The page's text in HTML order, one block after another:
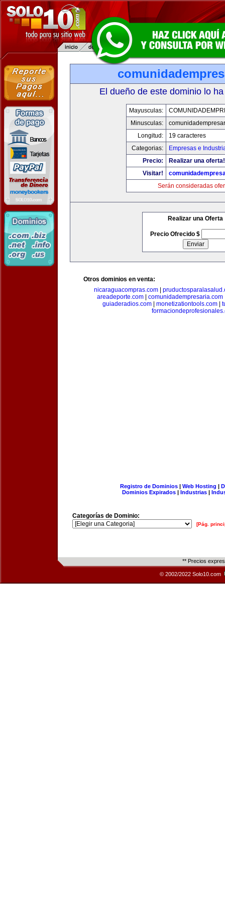
El dueño de este dominio lo
Mayusculas:
Minusculas:
Longitud:
19 caracteres
Categorias:
Empresas e
Precio:
Realizar una oferta!
Visitar!
Serán consideradas
Realizar una Oferta
Precio Ofrecido $
Otros dominios en venta:
nicaraguacompras.com
areadeporte.com| comunidadempresaria.com
guiaderadios.com| monetizationtools.com|
Registro de Dominios| Web Hosting |
Dominios Expirados | Industrias |
Categorías de Dominio:
[Pág.
** Precios
© 2002/2022 Solo10.com